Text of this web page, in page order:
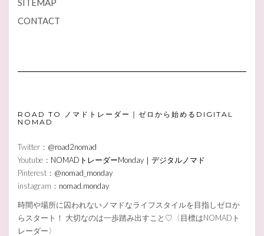
SITEMAP
CONTACT
ROAD TO ノマドトレーダー｜ゼロから始めるDIGITAL
NOMAD
Twitter： @road2nomad
Youtube： NOMADトレーダーMonday｜デジタルノマド
Pinterest： @nomad_monday
instagram： nomad.monday
時間や場所に囚われないノマドなライフスタイルを目指しゼロか
らスタート！ 大切なのは一歩踏み出すこと♡〈目標はNOMADト
レーダー〉